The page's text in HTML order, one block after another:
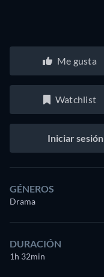
Me gusta
Watchlist
Iniciar sesión
GÉNEROS
Drama
DURACIÓN
1h 32min